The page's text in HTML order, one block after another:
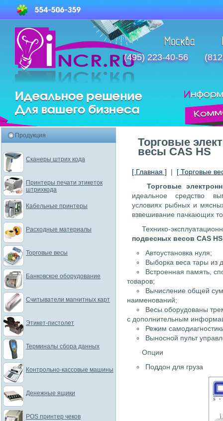
(495) 223-40-56
Торговые
весы CAS HS
[ Главная ] | [ Торговые
Торговые
идеальное средство
условиях рыбных и
взвешивание пачкающих
Технико-
подвесных весов CAS HS
Автоустановка нуля;
Выборка веса тары из
Встроенная память,
товаров;
Вычисление общей
наименований;
Весы оборудованы
с дополнительным
Режим
Выносной пульт
Опции
Поддон для груза
Продукция
Сканеры штрих кода
Принтеры печати этикеток
штрихкода
Кабельные принтеры
Расходные материалы
Торговые весы
Банковское оборудование
Считыватели магнитных карт
Этикет-пистолет
Терминалы сбора данных
Контрольно-кассовые машины
Денежные ящики
POS принтер чеков